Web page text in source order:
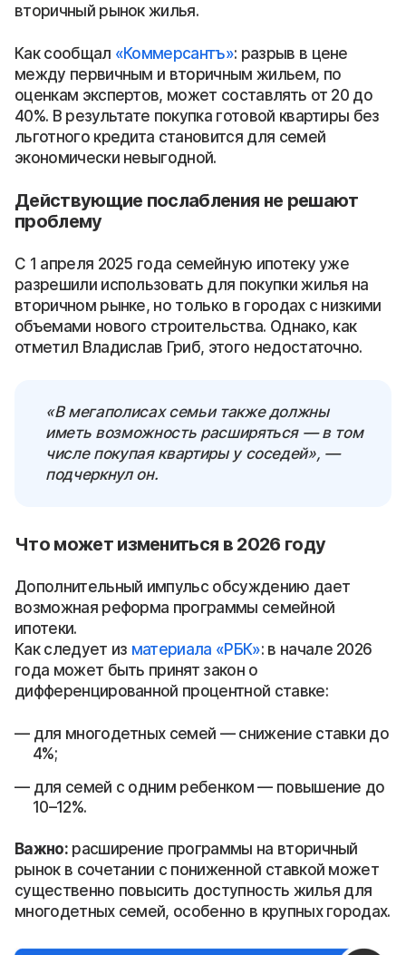
вторичный рынок жилья.
Как сообщал «Коммерсантъ»: разрыв в цене
между первичным и вторичным жильем, по
оценкам экспертов, может составлять от 20 до
40%. В результате покупка готовой квартиры без
льготного кредита становится для семей
экономически невыгодной.
Действующие послабления не решают
проблему
С 1 апреля 2025 года семейную ипотеку уже
разрешили использовать для покупки жилья на
вторичном рынке, но только в городах с низкими
объемами нового строительства. Однако, как
отметил Владислав Гриб, этого недостаточно.
«В мегаполисах семьи также должны
иметь возможность расширяться — в том
числе покупая квартиры у соседей», —
подчеркнул он.
Что может измениться в 2026 году
Дополнительный импульс обсуждению дает
возможная реформа программы семейной
ипотеки.
Как следует из материала «РБК»: в начале 2026
года может быть принят закон о
дифференцированной процентной ставке:
для многодетных семей — снижение ставки до
4%;
для семей с одним ребенком — повышение до
10–12%.
Важно:расширение программы на вторичный
рынок в сочетании с пониженной ставкой может
существенно повысить доступность жилья для
многодетных семей, особенно в крупных городах.